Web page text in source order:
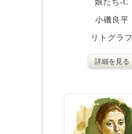
娘たち‐C
小磯良平
リトグラフ
詳細を見る